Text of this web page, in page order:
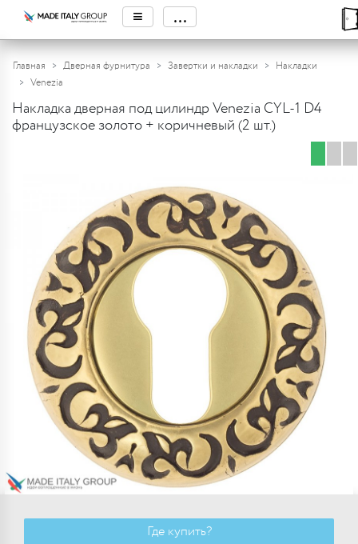
≡ ...
Главная Дверная фурнитура Завертки и накладки
Накладки
Venezia
Накладка дверная под цилиндр Venezia CYL-1 D4
французское золото + коричневый (2 шт.)
Где купить?